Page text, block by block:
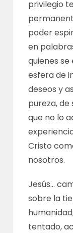
privilegio
poder
en
quienes
esfera de
deseos y
pureza, de
que no lo
Cristo
nosotros.
Jesús…
sobre la
tentado,